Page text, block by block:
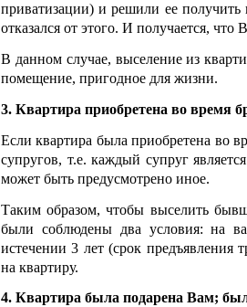
приватизации) и решили ее получить
отказался от этого. И получается,
В данном случае, выселение из
помещение, пригодное для жизни.
3. Квартира приобретена во время
Если квартира была приобретена во
супругов, т.е. каждый супруг
может быть предусмотрено иное.
Таким образом, чтобы выселить
были соблюдены два условия: на
истечении 3 лет (срок предъявления
на квартиру.
4. Квартира была подарена Вам;